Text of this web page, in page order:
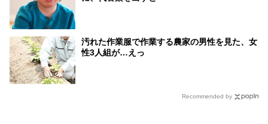
汚れた作業服で作業する農家の男性を見た、女
性3人組が…えっ
Recommended by